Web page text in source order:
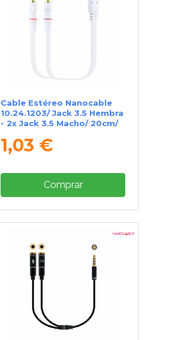
Cable Estéreo Nanocable
10.24.1203/ Jack 3.5 Hembra
- 2x Jack 3.5 Macho/ 20cm/
1,03 €
Comprar